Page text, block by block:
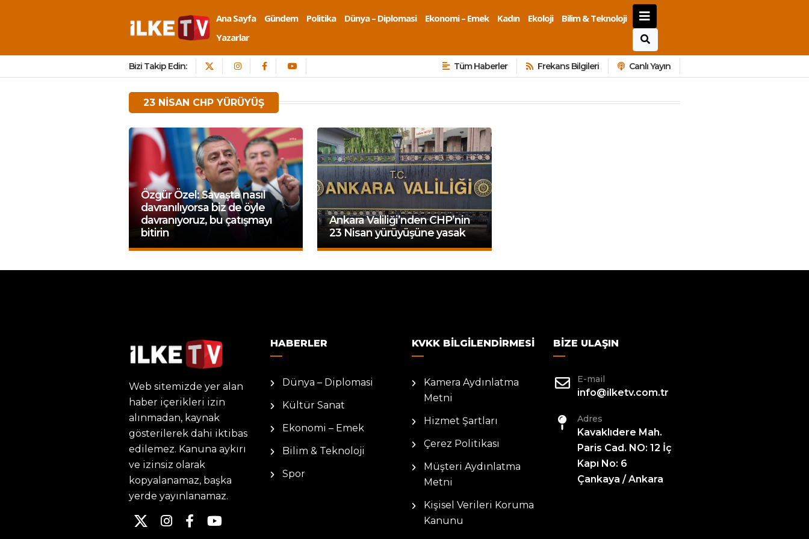
Ana Sayfa Gündem Politika Dünya – Diplomasi Ekonomi – Emek Kadın Ekoloji
Bilim & Teknoloji
Yazarlar
Bizi Takip Edin: Tüm Haberler Frekans Bilgileri Canlı Yayın
23 NISAN CHP YÜRÜYÜŞ
Özgür Özel: Savaşta nasıl
davranılıyorsa biz de öyle
davranıyoruz, bu çatışmayı
bitirin
Ankara Valiliği’nden CHP’nin
23 Nisan yürüyüşüne yasak
Web sitemizde yer alan
haber içerikleri izin
alınmadan, kaynak
gösterilerek dahi iktibas
edilemez. Kanuna aykırı
ve izinsiz olarak
kopyalanamaz, başka
yerde yayınlanamaz.
HABERLER
Dünya – Diplomasi
Kültür Sanat
Ekonomi – Emek
Bilim & Teknoloji
Spor
KVKK BILGILENDIRMESI
Kamera Aydınlatma
Metni
Hizmet Şartları
Çerez Politikası
Müşteri Aydınlatma
Metni
Kişisel Verileri Koruma
Kanunu
BIZE ULAŞIN
E-mail
info@ilketv.com.tr
Adres
Kavaklıdere Mah.
Paris Cad. NO: 12 İç
Kapı No: 6
Çankaya / Ankara